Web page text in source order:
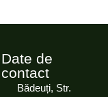
Date de
contact
Bădeuți, Str.